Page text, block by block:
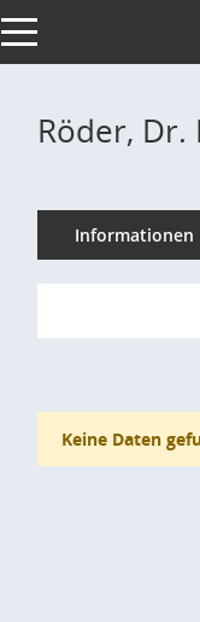
Toggle navigation
Röder, Dr.
Informationen
Keine Daten